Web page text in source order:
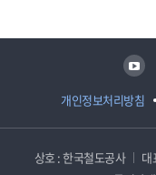
개인정보처리방침
유튜브
상호 : 한국철도공사 대